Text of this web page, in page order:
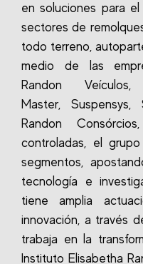
en soluciones para
sectores de
todo terreno,
medio de las
Randon
Master, Suspensys,
Randon
controladas, el
segmentos,
tecnología e
tiene amplia
innovación, a través
trabaja en la
Instituto Elisabetha